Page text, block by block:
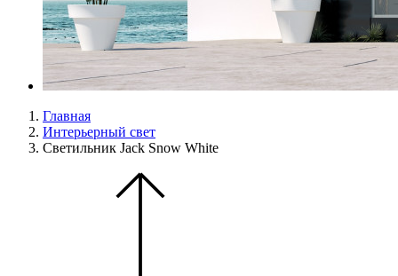
Главная
Интерьерный свет
Светильник Jack Snow White